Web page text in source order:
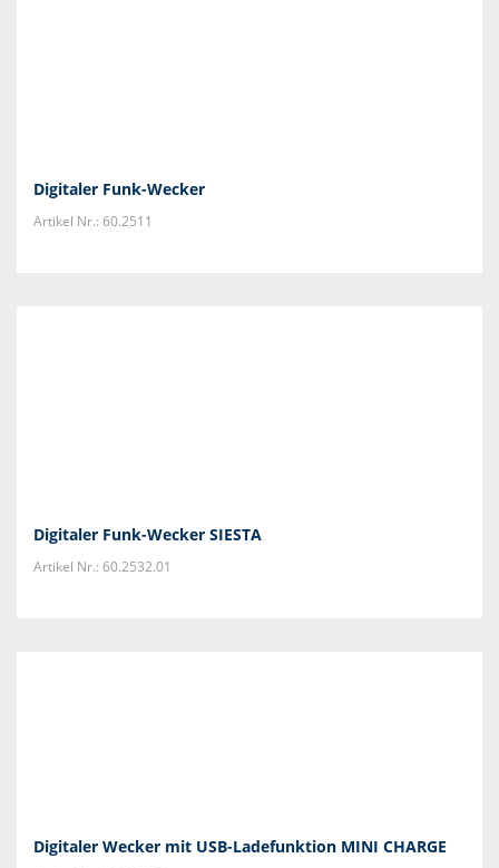
Digitaler Funk-Wecker
Artikel Nr.: 60.2511
Digitaler Funk-Wecker SIESTA
Artikel Nr.: 60.2532.01
Digitaler Wecker mit USB-Ladefunktion MINI CHARGE